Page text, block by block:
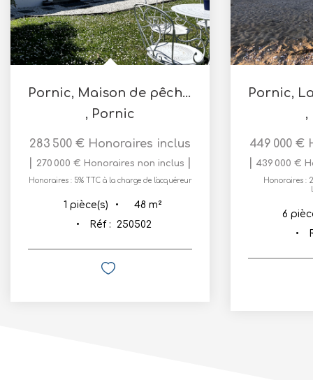
Pornic, Maison de pêcheur 48 m2 avec jardin clos
, Pornic
283 500 € Honoraires inclus
270 000 € Honoraires non inclus
Honoraires : 5% TTC à la charge de l'acquéreur
1 pièce(s) 48 m²
Réf :
250502
,
449 000 €
439 000 €
Honoraires :
6